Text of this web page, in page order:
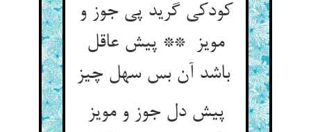
کودکی گرید پی جوز و
مویز ** پیش عاقل
باشد آن بس سهل چیز
پیش دل جوز و مویز